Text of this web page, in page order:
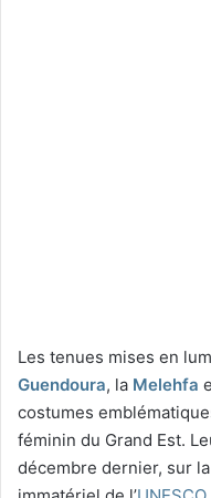
Les tenues mises en
Guendoura, la Melehfa
costumes
féminin du Grand Est.
décembre dernier, sur